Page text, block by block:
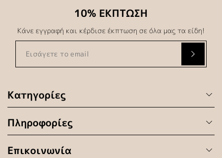
Κατηγορίες
Πληροφορίες
Επικοινωνία
10% ΕΚΠΤΩΣΗ
Κάνε εγγραφή και κέρδισε έκπτωση σε όλα μας τα είδη!